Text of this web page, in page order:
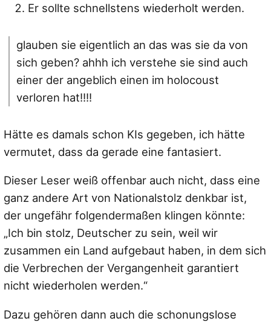
Er sollte schnellstens wiederholt werden.
glauben sie eigentlich an das was sie da von
sich geben? ahhh ich verstehe sie sind auch
einer der angeblich einen im holocoust
verloren hat!!!!
Hätte es damals schon KIs gegeben, ich hätte
vermutet, dass da gerade eine fantasiert.
Dieser Leser weiß offenbar auch nicht, dass eine
ganz andere Art von Nationalstolz denkbar ist,
der ungefähr folgendermaßen klingen könnte:
„Ich bin stolz, Deutscher zu sein, weil wir
zusammen ein Land aufgebaut haben, in dem sich
die Verbrechen der Vergangenheit garantiert
nicht wiederholen werden.“
Dazu gehören dann auch die schonungslose